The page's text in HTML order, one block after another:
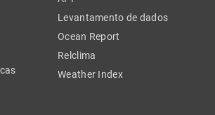
Levantamento de dados
Ocean Report
Relclima
Weather Index